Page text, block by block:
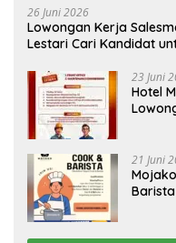
26 Juni 2026
Lowongan Kerja
Lestari Cari Kandidat
23 Juni
Hotel
21 Juni